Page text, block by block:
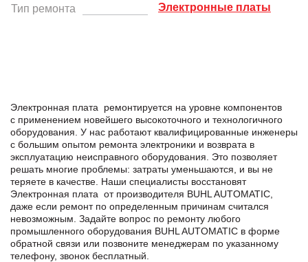
Тип ремонта
Электронные платы
Электронная плата ремонтируется на уровне компонентов
с применением новейшего высокоточного и технологичного
оборудования. У нас работают квалифицированные инженеры
с большим опытом ремонта электроники и возврата в
эксплуатацию неисправного оборудования. Это позволяет
решать многие проблемы: затраты уменьшаются, и вы не
теряете в качестве. Наши специалисты восстановят
Электронная плата от производителя BUHL AUTOMATIC,
даже если ремонт по определенным причинам считался
невозможным. Задайте вопрос по ремонту любого
промышленного оборудования BUHL AUTOMATIC в формe
обратной связи или позвоните менеджерам по указанному
телефону, звонок бесплатный.